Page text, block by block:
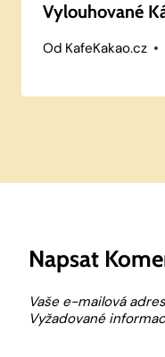
Vylouhované
Od KafeKakao.cz
Napsat
Vaše e-mailová
Vyžadované